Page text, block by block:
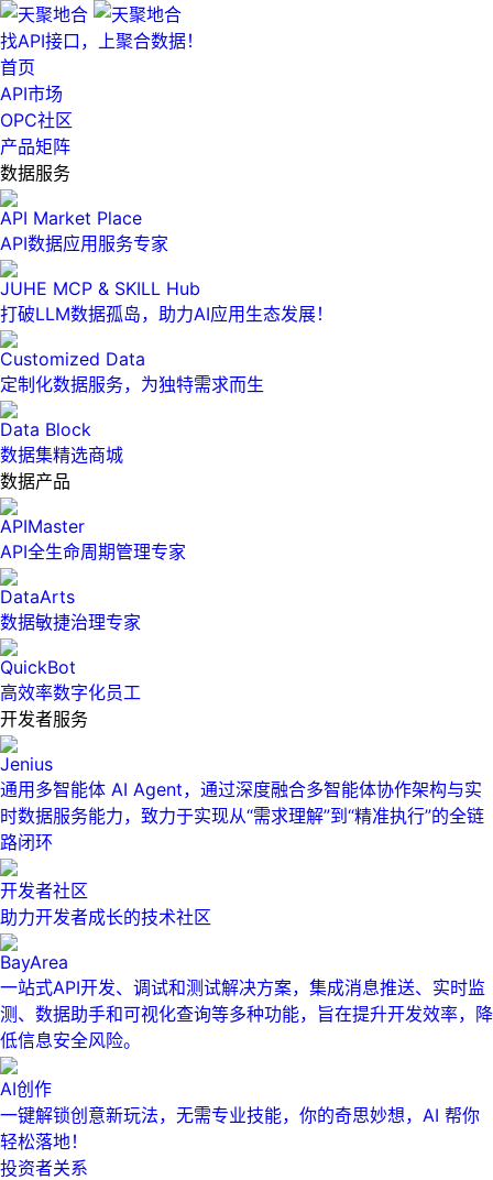
找API接口，上聚合数据！
首页
API市场
OPC社区
产品矩阵
数据服务
API Market Place
API数据应用服务专家
JUHE MCP & SKILL Hub
打破LLM数据孤岛，助力AI应用生态发展！
Customized Data
定制化数据服务，为独特需求而生
Data Block
数据集精选商城
数据产品
APIMaster
API全生命周期管理专家
DataArts
数据敏捷治理专家
QuickBot
高效率数字化员工
开发者服务
Jenius
通用多智能体 AI Agent，通过深度融合多智能体协作架构与实
时数据服务能力，致力于实现从“需求理解”到“精准执行”的全链
路闭环
开发者社区
助力开发者成长的技术社区
BayArea
一站式API开发、调试和测试解决方案，集成消息推送、实时监
测、数据助手和可视化查询等多种功能，旨在提升开发效率，降
低信息安全风险。
AI创作
一键解锁创意新玩法，无需专业技能，你的奇思妙想，AI 帮你
轻松落地！
投资者关系